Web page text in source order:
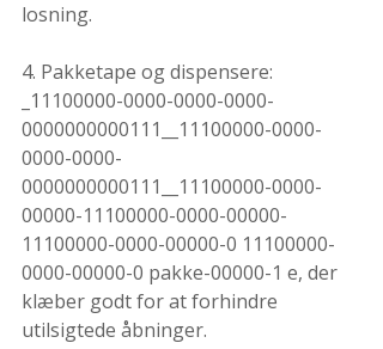
losning.
4. Pakketape og dispensere:
_11100000-0000-0000-0000-
0000000000111__11100000-0000-
0000-0000-
0000000000111__11100000-0000-
00000-11100000-0000-00000-
11100000-0000-00000-0 11100000-
0000-00000-0 pakke-00000-1 e, der
klæber godt for at forhindre
utilsigtede åbninger.